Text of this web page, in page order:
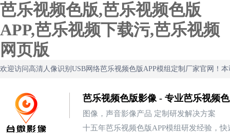
芭乐视频色版,芭乐视频色版
APP,芭乐视频下载污,芭乐视频
网页版
欢迎访问高清人像识别USB网络芭乐视频色版APP模组定制厂家官网！
芭乐视频色版影像 - 专业芭乐视频
图像，声音影像产品 定制研发解决方案
十五年芭乐视频色版APP模组研发经验，快速